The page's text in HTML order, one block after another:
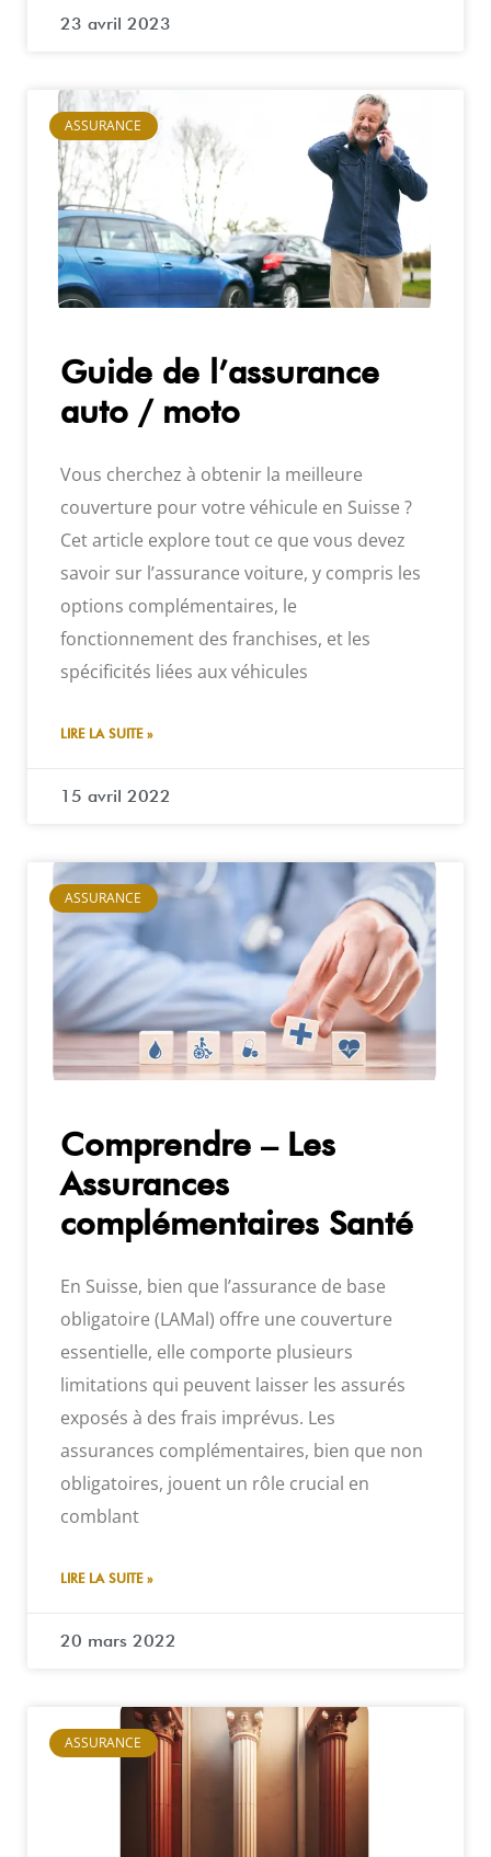
23 avril 2023
ASSURANCE
Guide de l’assurance
auto / moto
Vous cherchez à obtenir la meilleure
couverture pour votre véhicule en Suisse ?
Cet article explore tout ce que vous devez
savoir sur l’assurance voiture, y compris les
options complémentaires, le
fonctionnement des franchises, et les
spécificités liées aux véhicules
LIRE LA SUITE »
15 avril 2022
ASSURANCE
Comprendre – Les
Assurances
complémentaires Santé
En Suisse, bien que l’assurance de base
obligatoire (LAMal) offre une couverture
essentielle, elle comporte plusieurs
limitations qui peuvent laisser les assurés
exposés à des frais imprévus. Les
assurances complémentaires, bien que non
obligatoires, jouent un rôle crucial en
comblant
LIRE LA SUITE »
20 mars 2022
ASSURANCE